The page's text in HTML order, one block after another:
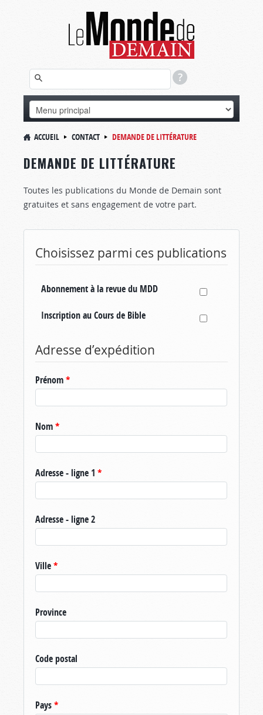
ACCUEIL CONTACT DEMANDE DE LITTÉRATURE
DEMANDE DE LITTÉRATURE
Toutes les publications du Monde de Demain sont
gratuites et sans engagement de votre part.
Choisissez parmi ces publications
Abonnement à la revue du MDD
Inscription au Cours de Bible
Adresse d’expédition
Prénom*
Nom*
Adresse - ligne 1 *
Adresse - ligne 2
Ville*
Province
Code postal
Pays*